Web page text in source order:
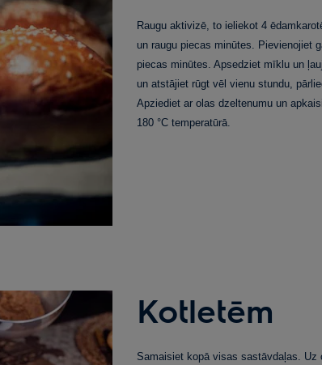
Raugu aktivizē, to ieliekot 4
un raugu piecas minūtes. Pievienojiet
piecas minūtes. Apsedziet mīklu un
un atstājiet rūgt vēl vienu stundu,
Apziediet ar olas dzeltenumu un
180 °C temperatūrā.
Kotletēm
Samaisiet kopā visas sastāvdaļas.